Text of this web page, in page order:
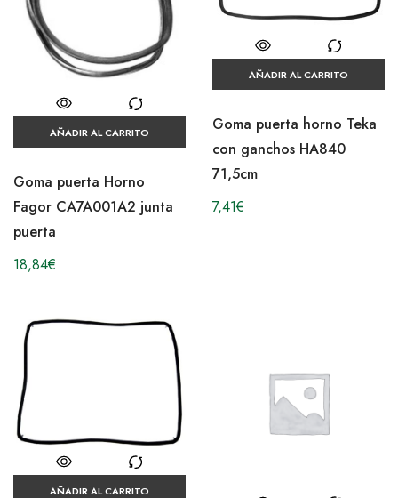
AÑADIR AL CARRITO
Goma puerta Horno
Fagor CA7A001A2 junta
puerta
18,84€
AÑADIR AL CARRITO
Goma puerta horno Teka
con ganchos HA840
71,5cm
7,41€
AÑADIR AL CARRITO